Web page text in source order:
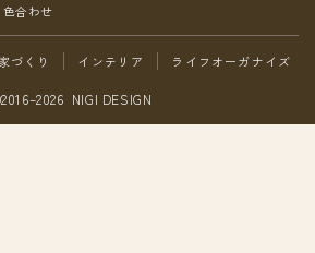
色合わせ
家づくり インテリア ライフオーガナイズ
2016–2026 NIGI DESIGN